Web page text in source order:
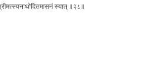
स्यात् ॥२८॥